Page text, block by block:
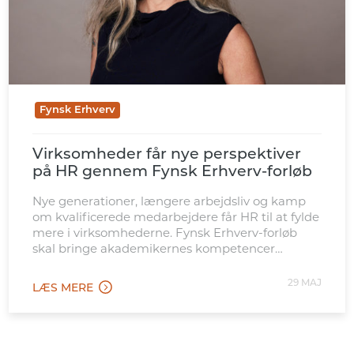
Fynsk Erhverv
Virksomheder får nye perspektiver
på HR gennem Fynsk Erhverv-forløb
Nye generationer, længere arbejdsliv og kamp
om kvalificerede medarbejdere får HR til at fylde
mere i virksomhederne. Fynsk Erhverv-forløb
skal bringe akademikernes kompetencer
LÆS MERE 29 MAJ